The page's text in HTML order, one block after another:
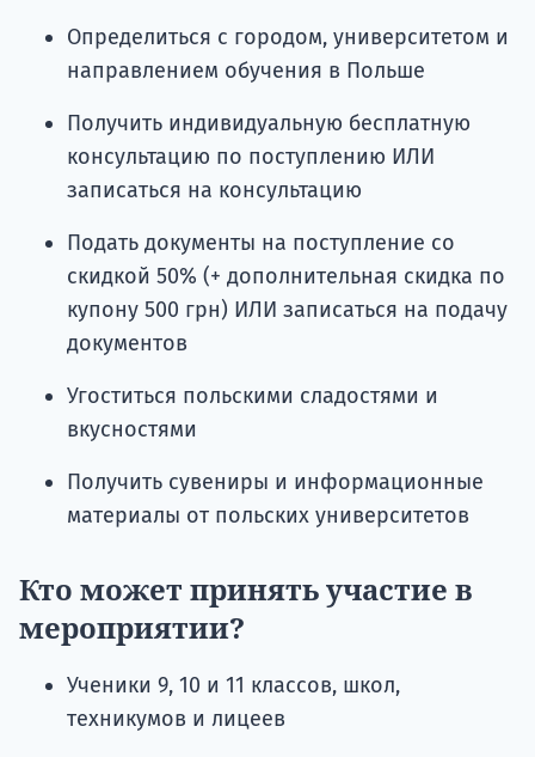
Определиться с городом, университетом и
направлением обучения в Польше
Получить индивидуальную бесплатную
консультацию по поступлению ИЛИ
записаться на консультацию
Подать документы на поступление со
скидкой 50% (+ дополнительная скидка по
купону 500 грн) ИЛИ записаться на подачу
документов
Угоститься польскими сладостями и
вкусностями
Получить сувениры и информационные
материалы от польских университетов
Кто может принять участие в
мероприятии?
Ученики 9, 10 и 11 классов, школ,
техникумов и лицеев